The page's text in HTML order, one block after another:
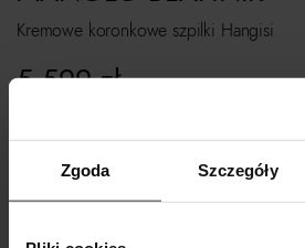
Zgoda Szczegóły
Kremowe koronkowe szpilki Hangisi
5 599zł
Rozmiarówka standardowa.
Tabela rozmiarów